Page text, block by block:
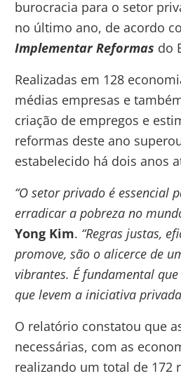
burocracia para o setor
no último ano, de acordo
Implementar Reformas do
Realizadas em 128
médias empresas e
criação de empregos e
reformas deste ano
estabelecido há dois anos
“O setor privado é essencial
erradicar a pobreza no
Yong Kim. “Regras justas,
promove, são o alicerce de
vibrantes. É fundamental
que levem a iniciativa
O relatório constatou que
necessárias, com as
realizando um total de 172